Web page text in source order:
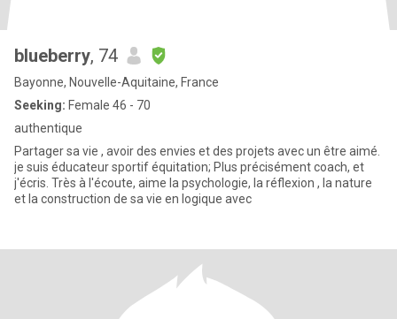
blueberry, 74
Bayonne, Nouvelle-Aquitaine, France
Seeking: Female 46 - 70
authentique
Partager sa vie , avoir des envies et des projets avec un être aimé.
je suis éducateur sportif équitation; Plus précisément coach, et
j'écris. Très à l'écoute, aime la psychologie, la réflexion , la nature
et la construction de sa vie en logique avec